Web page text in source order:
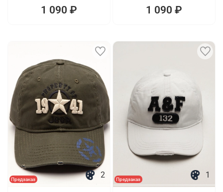
1 090 ₽ 1 090 ₽
Предзаказ 2 Предзаказ 1